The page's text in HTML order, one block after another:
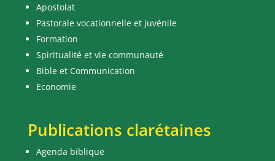
Apostolat
Pastorale vocationnelle et juvénile
Formation
Spiritualité et vie communauté
Bible et Communication
Economie
Publications clarétaines
Agenda biblique